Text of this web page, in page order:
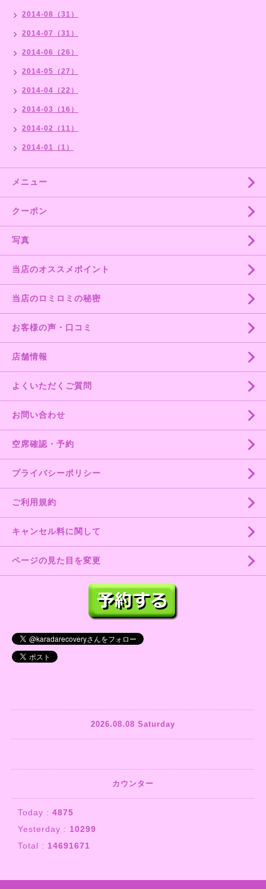
2014-08（31）
2014-07（31）
2014-06（26）
2014-05（27）
2014-04（22）
2014-03（16）
2014-02（11）
2014-01（1）
メニュー
クーポン
写真
当店のオススメポイント
当店のロミロミの秘密
お客様の声・口コミ
店舗情報
よくいただくご質問
お問い合わせ
空席確認・予約
プライバシーポリシー
ご利用規約
キャンセル料に関して
ページの見た目を変更
2026.08.08 Saturday
カウンター
Today : 4875
Yesterday : 10299
Total : 14691671